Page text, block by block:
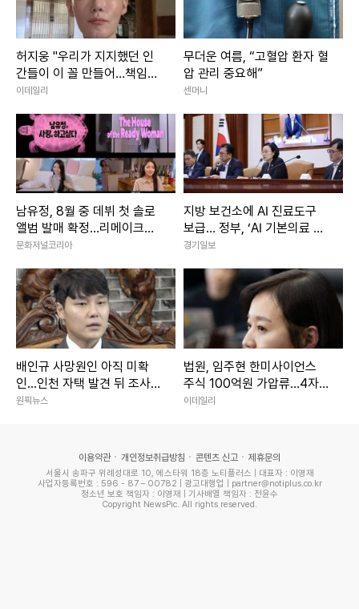
허지웅 "우리가 지지했던 인
간들이 이 꼴 만들어…책임지
자"
이데일리
무더운 여름, “고혈압 환자 혈
압 관리 중요해”
센머니
남유정, 8월 중 데뷔 첫 솔로
앨범 발매 확정…리메이크로
채운다
문화저널코리아
지방 보건소에 AI 진료도구
보급… 정부, ‘AI 기본의료 전
략’ 확정
경기일보
배인규 사망원인 아직 미확
인...인천 자택 발견 뒤 조사
진행
원픽뉴스
법원, 임주현 한미사이언스
주식 100억원 가압류…4자연
합 갈등 법정전 확산
이데일리
이용약관 개인정보취급방침 콘텐츠 신고 제휴문의
서울시 송파구 위례성대로 10, 에스타워 18층 노티플러스 | 대표자 : 이영재
사업자등록번호 : 596 - 87 – 00782 | 광고대행업 | partner@notiplus.co.kr
청소년 보호 책임자 : 이영재 | 기사배열 책임자 : 전윤수
Copyright NewsPic. All rights reserved.